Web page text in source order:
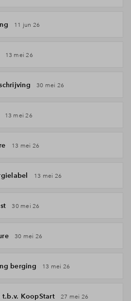
11 jun 26
13 mei 26
30 mei 26
13 mei 26
13 mei 26
13 mei 26
30 mei 26
30 mei 26
berging 13 mei 26
KoopStart 27 mei 26